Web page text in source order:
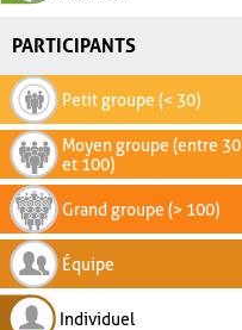
PARTICIPANTS
Petit groupe (< 30)
Moyen groupe (entre 30
et 100)
Grand groupe (> 100)
Équipe
Individuel